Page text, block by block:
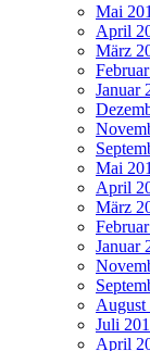
Mai
April
März
Januar
Mai
April
März
Januar
August
Juli
April